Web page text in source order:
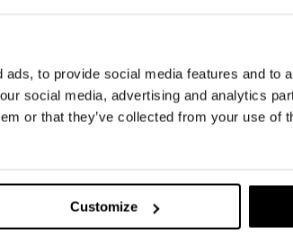
to provide social media features and to
social media, advertising and analytics
or that they’ve collected from your use of
Customize